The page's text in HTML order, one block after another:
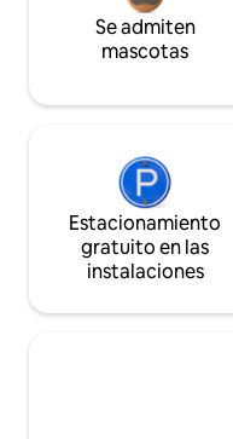
Se admiten
mascotas
Estacionamiento
gratuito en las
instalaciones